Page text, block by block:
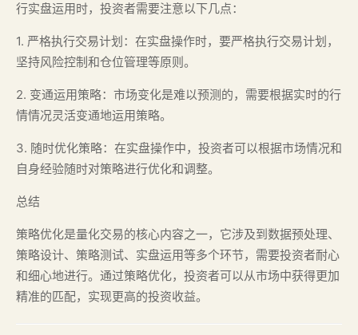
行实盘运用时，投资者需要注意以下几点：
1. 严格执行交易计划：在实盘操作时，要严格执行交易计划，
坚持风险控制和仓位管理等原则。
2. 变通运用策略：市场变化是难以预测的，需要根据实时的行
情情况灵活变通地运用策略。
3. 随时优化策略：在实盘操作中，投资者可以根据市场情况和
自身经验随时对策略进行优化和调整。
总结
策略优化是量化交易的核心内容之一，它涉及到数据预处理、
策略设计、策略测试、实盘运用等多个环节，需要投资者耐心
和细心地进行。通过策略优化，投资者可以从市场中获得更加
精准的匹配，实现更高的投资收益。